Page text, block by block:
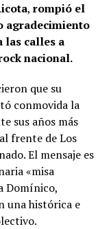
, rompió el
agradecimiento
las calles a
nacional.
que su
conmovida la
sus años más
frente de Los
El mensaje es
«misa
Domínico,
una histórica e